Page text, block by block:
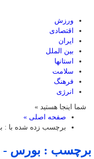
ورزش
اقتصادی
ایران
بین الملل
استانها
سلامت
فرهنگ
انرژی
شما اینجا هستید »
صفحه اصلی »
برچسب زده شده با :
برچسب : بورس -